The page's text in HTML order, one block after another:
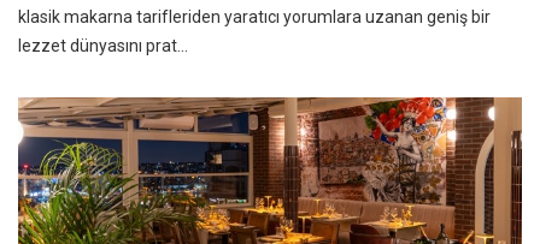
klasik makarna tarifleriden yaratıcı yorumlara uzanan geniş bir
lezzet dünyasını prat...